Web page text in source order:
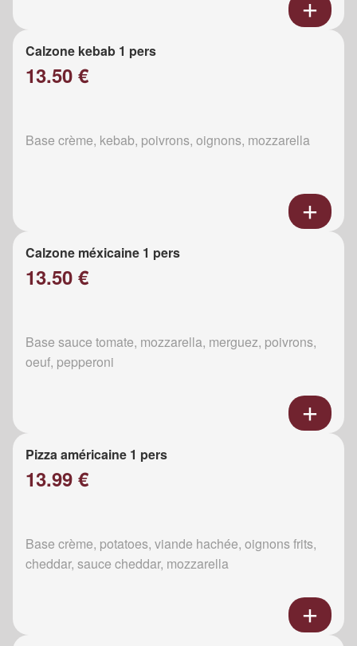
Calzone kebab 1 pers
13.50 €
Base crème, kebab, poivrons, oignons, mozzarella
Calzone méxicaine 1 pers
13.50 €
Base sauce tomate, mozzarella, merguez, poivrons,
oeuf, pepperoni
Pizza américaine 1 pers
13.99 €
Base crème, potatoes, viande hachée, oignons frits,
cheddar, sauce cheddar, mozzarella